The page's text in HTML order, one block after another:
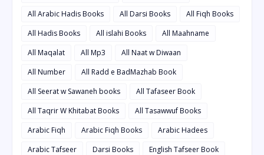
All Arabic Hadis Books
All Darsi Books
All Fiqh Books
All Hadis Books
All islahi Books
All Maahname
All Maqalat
All Mp3
All Naat w Diwaan
All Number
All Radd e BadMazhab Book
All Seerat w Sawaneh books
All Tafaseer Book
All Taqrir W Khitabat Books
All Tasawwuf Books
Arabic Fiqh
Arabic Fiqh Books
Arabic Hadees
Arabic Tafseer
Darsi Books
English Tafseer Book